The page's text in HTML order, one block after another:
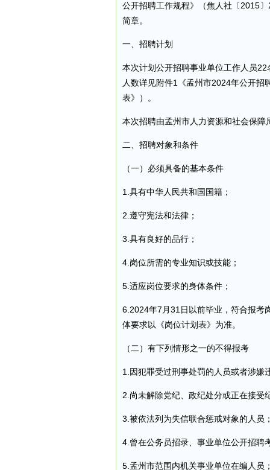
公开招聘工作规程》（焦人社〔2015
简章。
一、招聘计划
本次计划公开招聘事业单位工作人员
人数详见附件1《孟州市2024年公开
表》）。
本次招聘由孟州市人力资源和社会保
二、招聘对象和条件
（一）必须具备的基本条件
1.具有中华人民共和国国籍；
2.遵守宪法和法律；
3.具有良好的品行；
4.岗位所需的专业知识或技能；
5.适应岗位要求的身体条件；
6.2024年7月31日以前毕业，符合报考
体要求以《岗位计划表》为准。
（二）有下列情形之一的不得报考
1.因犯罪受过刑事处罚的人员或者涉嫌
2.尚未解除党纪、政纪处分或正在接受
3.被依法列为失信联合惩戒对象的人员
4.曾在公务员招录、事业单位公开招聘
5.孟州市范围内机关事业单位在编人员